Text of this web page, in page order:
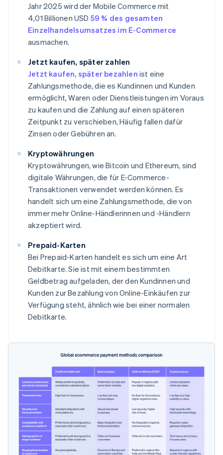
Jahr 2025 wird der Mobile Commerce mit
4,01 Billionen USD 59 % des gesamten
Einzelhandelsumsatzes im E-Commerce
ausmachen.
Jetzt kaufen, später zahlen
Jetzt kaufen, später bezahlen ist eine
Zahlungsmethode, die es Kundinnen und Kunden
ermöglicht, Waren oder Dienstleistungen im Voraus
zu kaufen und die Zahlung auf einen späteren
Zeitpunkt zu verschieben, Häufig fallen dafür
Zinsen oder Gebühren an.
Kryptowährungen
Kryptowährungen, wie Bitcoin und Ethereum, sind
digitale Währungen, die für E-Commerce-
Transaktionen verwendet werden können. Es
handelt sich um eine Zahlungsmethode, die von
immer mehr Online-Händlerinnen und -Händlern
akzeptiert wird.
Prepaid-Karten
Bei Prepaid-Karten handelt es sich um eine Art
Debitkarte. Sie ist mit einem bestimmten
Geldbetrag aufgeladen, der den Kundinnen und
Kunden zur Bezahlung von Online-Einkäufen zur
Verfügung steht, ähnlich wie bei einer normalen
Debitkarte.